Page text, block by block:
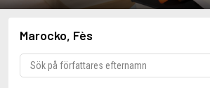
Marocko, Fès